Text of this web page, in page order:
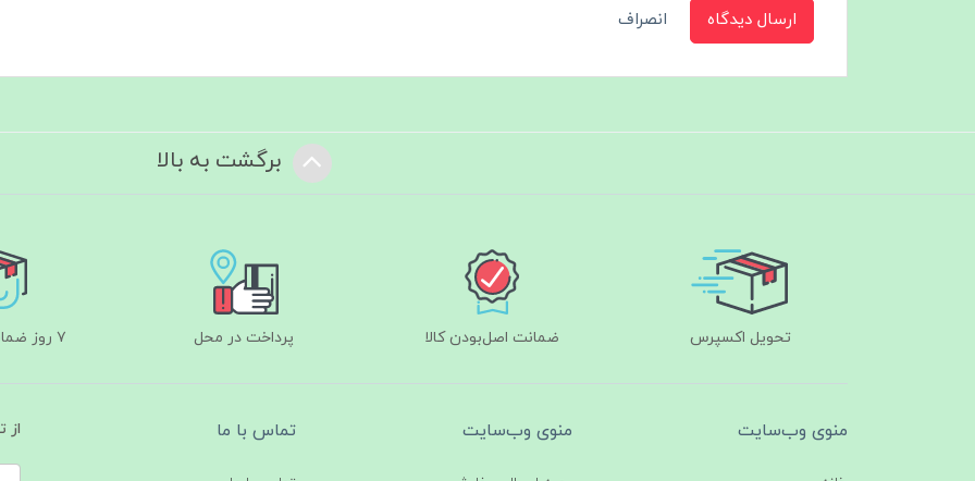
ارسال دیدگاه انصراف
برگشت به بالا
تحویل اکسپرس ضمانت اصل‌بودن کالا پرداخت در محل ۷ روز ضمانت بازگشت
منوی وب‌سایت منوی وب‌سایت تماس با ما از